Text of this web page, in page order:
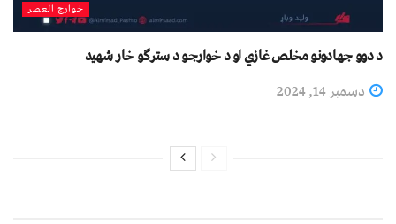
خوارج العصر
د دوو جهادونو مخلص غازي او د خوارجو د سترګو خار شهید
دسمبر 14, 2024